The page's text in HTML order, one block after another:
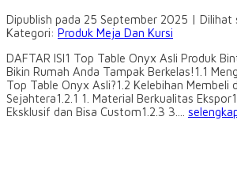
Dipublish pada 25 September 2025 | Dilihat
Kategori: Produk Meja Dan Kursi
DAFTAR ISI1 Top Table Onyx Asli Produk
Bikin Rumah Anda Tampak Berkelas!1.1
Top Table Onyx Asli?1.2 Kelebihan Membeli
Sejahtera1.2.1 1. Material Berkualitas
Eksklusif dan Bisa Custom1.2.3 3....